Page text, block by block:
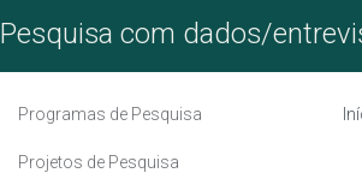
Pesquisa com dados/
Programas de Pesquisa
Projetos de Pesquisa